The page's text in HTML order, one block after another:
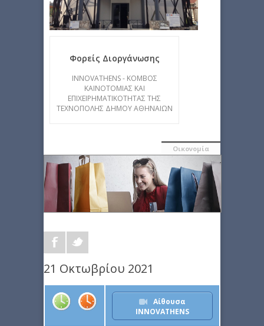
Φορείς Διοργάνωσης
INNOVATHENS - KOΜΒΟΣ
ΚΑΙΝΟΤΟΜΙΑΣ ΚΑΙ
ΕΠΙΧΕΙΡΗΜΑΤΙΚΟΤΗΤΑΣ ΤΗΣ
ΤΕΧΝΟΠΟΛΗΣ ΔΗΜΟΥ ΑΘΗΝΑΙΩΝ
Οικονομία
21 Οκτωβρίου 2021
Αίθουσα
INNOVATHENS